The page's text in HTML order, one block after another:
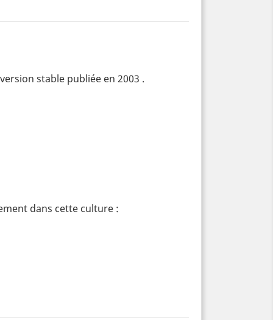
stable publiée en 2003 .
dans cette culture :